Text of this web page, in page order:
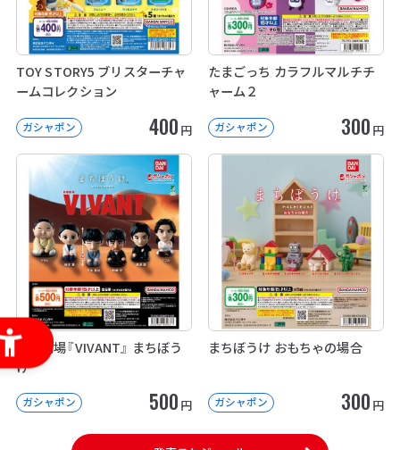
TOY STORY5 ブリスターチャ
ームコレクション
ガシャポン 400 円
たまごっち カラフルマルチチ
ャーム２
ガシャポン 300 円
日曜劇場『VIVANT』 まちぼう
け
ガシャポン 500 円
まちぼうけ おもちゃの場合
ガシャポン 300 円